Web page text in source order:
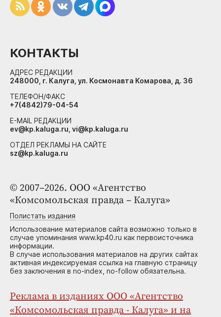
© 2007–2026. ООО «Агентство
«Комсомольская правда – Калуга»
Полистать издания
Использование материалов сайта возможно только в
случае упоминания www.kp40.ru как первоисточника
информации.
В случае использования материалов на других сайтах
активная индексируемая ссылка на главную страницу
без заключения в no-index, no-follow обязательна.
Реклама в изданиях ООО «Агентство
«Комсомольская правда - Калуга» и на
КОНТАКТЫ
АДРЕС РЕДАКЦИИ
248000, г. Калуга, ул. Космонавта Комарова, д. 36
ТЕЛЕФОН/ФАКС
+7(4842)79-04-54
E-MAIL РЕДАКЦИИ
ev@kp.kaluga.ru, vi@kp.kaluga.ru
ОТДЕЛ РЕКЛАМЫ НА САЙТЕ
sz@kp.kaluga.ru